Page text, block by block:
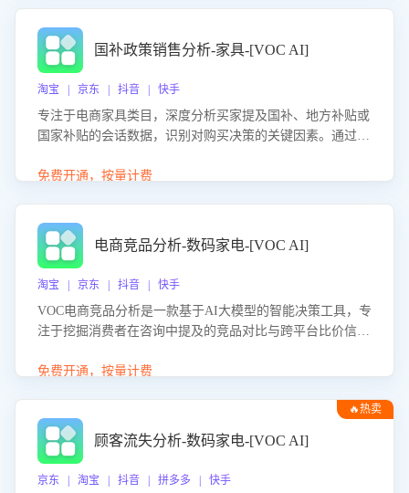
国补政策销售分析-家具-[VOC AI]
淘宝 | 京东 | 抖音 | 快手
专注于电商家具类目，深度分析买家提及国补、地方补贴或
国家补贴的会话数据，识别对购买决策的关键因素。通过AI
化策略，助力商家利用国补政策提升GMV。
免费开通，按量计费
电商竞品分析-数码家电-[VOC AI]
淘宝 | 京东 | 抖音 | 快手
VOC电商竞品分析是一款基于AI大模型的智能决策工具，专
注于挖掘消费者在咨询中提及的竞品对比与跨平台比价信
商品信息，进行多维度交叉对比，并分析消费者的比价行
企业优化营销话术、突出产品与服务优势，有效提升咨询转
化率，避免陷入单纯价格竞争，实现精准扬长避短。
免费开通，按量计费
🔥热卖
顾客流失分析-数码家电-[VOC AI]
京东 | 淘宝 | 抖音 | 拼多多 | 快手